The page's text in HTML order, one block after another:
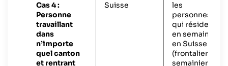
Cas 4 :
Personne
travaillant
dans
n’importe
quel canton
et rentrant
Suisse
les
personnes
qui résident
en semaine
en Suisse
(frontalier
semainier)